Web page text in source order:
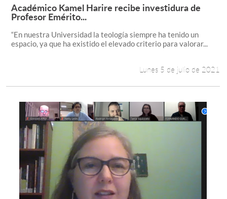
Leer más +
Académico Kamel Harire recibe investidura de
Profesor Emérito...
“En nuestra Universidad la teología siempre ha tenido un
espacio, ya que ha existido el elevado criterio para valorar...
Lunes 5 de julio de 2021